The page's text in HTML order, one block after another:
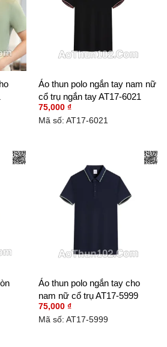
Áo thun polo ngắn tay nam nữ
cổ trụ ngắn tay AT17-6021
75,000 ₫
Mã số: AT17-6021
Áo thun polo ngắn tay cho
nam nữ cổ trụ AT17-5999
75,000 ₫
Mã số: AT17-5999